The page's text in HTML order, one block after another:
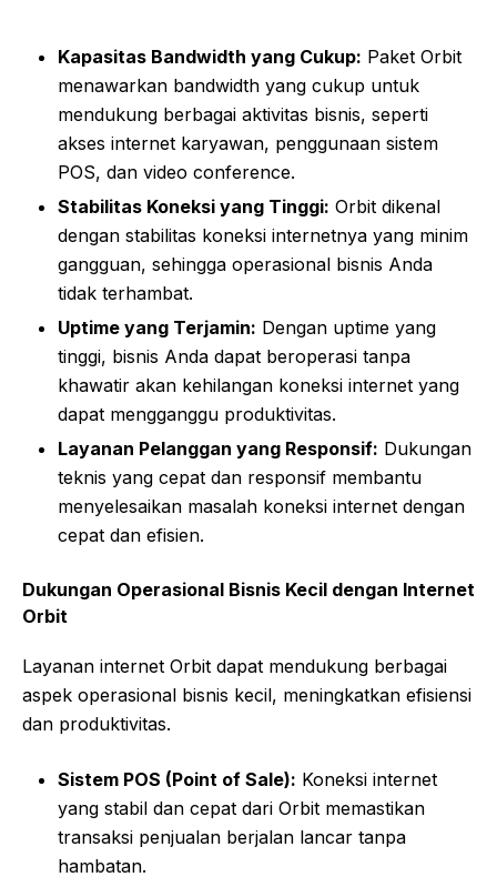
Kapasitas Bandwidth yang Cukup: Paket Orbit
menawarkan bandwidth yang cukup untuk
mendukung berbagai aktivitas bisnis, seperti
akses internet karyawan, penggunaan sistem
POS, dan video conference.
Stabilitas Koneksi yang Tinggi: Orbit dikenal
dengan stabilitas koneksi internetnya yang minim
gangguan, sehingga operasional bisnis Anda
tidak terhambat.
Uptime yang Terjamin: Dengan uptime yang
tinggi, bisnis Anda dapat beroperasi tanpa
khawatir akan kehilangan koneksi internet yang
dapat mengganggu produktivitas.
Layanan Pelanggan yang Responsif: Dukungan
teknis yang cepat dan responsif membantu
menyelesaikan masalah koneksi internet dengan
cepat dan efisien.
Dukungan Operasional Bisnis Kecil dengan Internet
Orbit
Layanan internet Orbit dapat mendukung berbagai
aspek operasional bisnis kecil, meningkatkan efisiensi
dan produktivitas.
Sistem POS (Point of Sale): Koneksi internet
yang stabil dan cepat dari Orbit memastikan
transaksi penjualan berjalan lancar tanpa
hambatan.